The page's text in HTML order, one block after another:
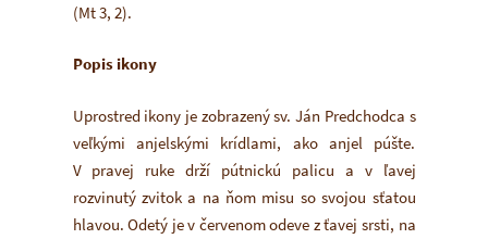
(Mt 3, 2).
Popis ikony
Uprostred ikony je zobrazený sv. Ján Predchodca s
veľkými anjelskými krídlami, ako anjel púšte.
V pravej ruke drží pútnickú palicu a v ľavej
rozvinutý zvitok a na ňom misu so svojou sťatou
hlavou. Odetý je v červenom odeve z ťavej srsti, na